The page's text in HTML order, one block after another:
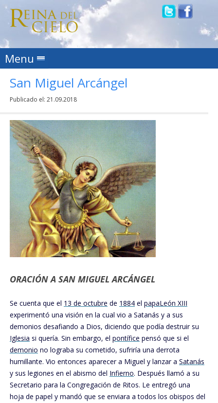
Menu Skip to content
San Miguel Arcángel
Publicado el: 21.09.2018
ORACIÓN A SAN MIGUEL ARCÁNGEL
Se cuenta que el 13 de octubre de 1884 el papaLeón XIII
experimentó una visión en la cual vio a Satanás y a sus
demonios desafiando a Dios, diciendo que podía destruir su
Iglesia si quería. Sin embargo, el pontífice pensó que si el
demonio no lograba su cometido, sufriría una derrota
humillante. Vio entonces aparecer a Miguel y lanzar a Satanás
y sus legiones en el abismo del Infierno. Después llamó a su
Secretario para la Congregación de Ritos. Le entregó una
hoja de papel y mandó que se enviara a todos los obispos del